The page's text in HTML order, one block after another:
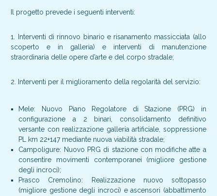
Il progetto prevede i seguenti interventi:
1. Interventi di rinnovo binario e risanamento massicciata (allo
scoperto e in galleria) e interventi di manutenzione
straordinaria delle opere d’arte e del corpo stradale;
2. Interventi per il miglioramento della regolarità del servizio:
Mele: Nuovo Piano Regolatore di Stazione (PRG) in
configurazione a 2 binari, consolidamento definitivo
versante con realizzazione galleria artificiale, soppressione
PL km 22+147 mediante nuova viabilità stradale;
Campoligure: Nuovo PRG di stazione con modifiche atte a
consentire movimenti contemporanei (migliore gestione
degli incroci);
Prasco Cremolino: Realizzazione nuovo sottopasso
(migliore gestione degli incroci) e ascensori (abbattimento